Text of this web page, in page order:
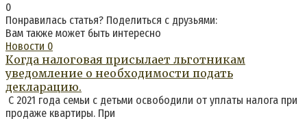
0
Понравилась статья? Поделиться с друзьями:
Вам также может быть интересно
Новости 0
Когда налоговая присылает льготникам
уведомление о необходимости подать
декларацию.
С 2021 года семьи с детьми освободили от уплаты налога при
продаже квартиры. При